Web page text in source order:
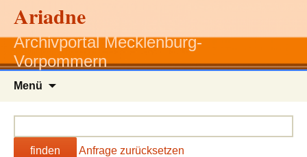
Ariadne
Archivportal Mecklenburg-
Vorpommern
Menü
finden Anfrage zurücksetzen